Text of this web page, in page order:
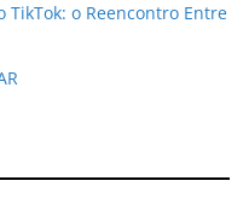
o Reencontro Entre